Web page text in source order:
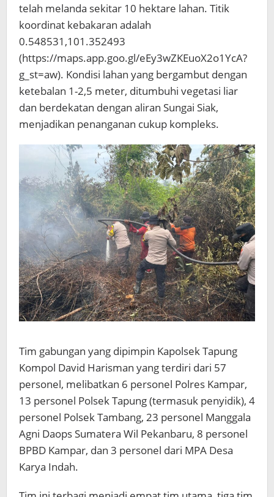
telah melanda sekitar 10 hektare lahan. Titik
koordinat kebakaran adalah
0.548531,101.352493
(https://maps.app.goo.gl/eEy3wZKEuoX2o1YcA?
g_st=aw). Kondisi lahan yang bergambut dengan
ketebalan 1-2,5 meter, ditumbuhi vegetasi liar
dan berdekatan dengan aliran Sungai Siak,
menjadikan penanganan cukup kompleks.
Tim gabungan yang dipimpin Kapolsek Tapung
Kompol David Harisman yang terdiri dari 57
personel, melibatkan 6 personel Polres Kampar,
13 personel Polsek Tapung (termasuk penyidik), 4
personel Polsek Tambang, 23 personel Manggala
Agni Daops Sumatera Wil Pekanbaru, 8 personel
BPBD Kampar, dan 3 personel dari MPA Desa
Karya Indah.